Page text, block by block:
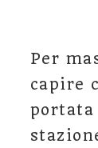
Per
capire